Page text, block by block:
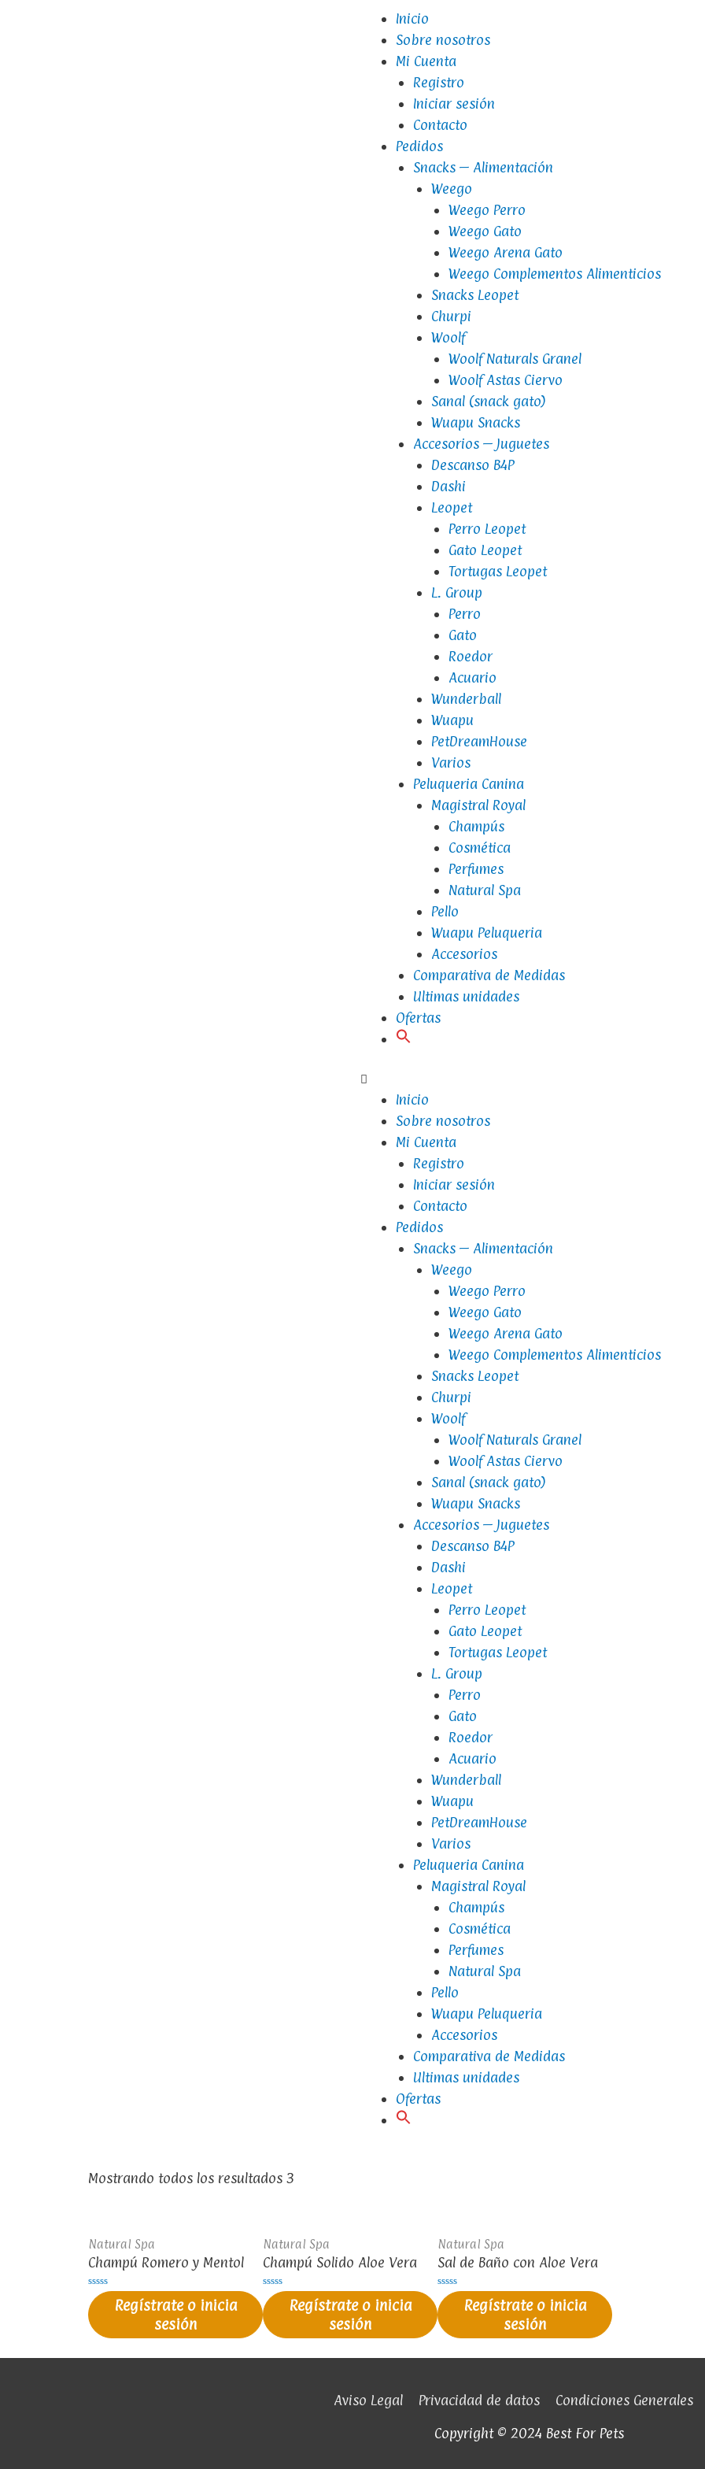
Inicio
Sobre nosotros
Mi Cuenta
Registro
Iniciar sesión
Contacto
Pedidos
Snacks – Alimentación
Weego
Weego Perro
Weego Gato
Weego Arena Gato
Weego Complementos Alimenticios
Snacks Leopet
Churpi
Woolf
Woolf Naturals Granel
Woolf Astas Ciervo
Sanal (snack gato)
Wuapu Snacks
Accesorios – Juguetes
Descanso B4P
Dashi
Leopet
Perro Leopet
Gato Leopet
Tortugas Leopet
L. Group
Perro
Gato
Roedor
Acuario
Wunderball
Wuapu
PetDreamHouse
Varios
Peluqueria Canina
Magistral Royal
Champús
Cosmética
Perfumes
Natural Spa
Pello
Wuapu Peluqueria
Accesorios
Comparativa de Medidas
Ultimas unidades
Ofertas
Inicio
Sobre nosotros
Mi Cuenta
Registro
Iniciar sesión
Contacto
Pedidos
Snacks – Alimentación
Weego
Weego Perro
Weego Gato
Weego Arena Gato
Weego Complementos Alimenticios
Snacks Leopet
Churpi
Woolf
Woolf Naturals Granel
Woolf Astas Ciervo
Sanal (snack gato)
Wuapu Snacks
Accesorios – Juguetes
Descanso B4P
Dashi
Leopet
Perro Leopet
Gato Leopet
Tortugas Leopet
L. Group
Perro
Gato
Roedor
Acuario
Wunderball
Wuapu
PetDreamHouse
Varios
Peluqueria Canina
Magistral Royal
Champús
Cosmética
Perfumes
Natural Spa
Pello
Wuapu Peluqueria
Accesorios
Comparativa de Medidas
Ultimas unidades
Ofertas
Mostrando todos los resultados 3
Natural Spa
Champú Romero y Mentol
Valorado
en
0
de
Regístrate o inicia
sesión
Natural Spa
Champú Solido Aloe Vera
Valorado
en
0
de
Regístrate o inicia
sesión
Natural Spa
Sal de Baño con Aloe Vera
Valorado
en
0
de
Regístrate o inicia
sesión
Aviso Legal Privacidad de datos
Condiciones Generales
Copyright © 2024 Best For Pets